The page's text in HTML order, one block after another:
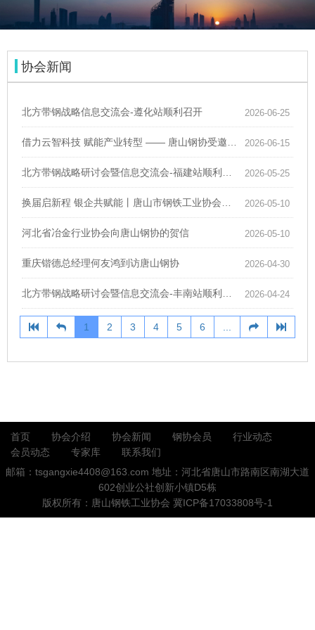
协会新闻
北方带钢战略信息交流会-遵化站顺利召开 2026-06-25
2026-06-15
2026-05-25
2026-05-10
河北省冶金行业协会向唐山钢协的贺信 2026-05-10
重庆锴德总经理何友鸿到访唐山钢协 2026-04-30
2026-04-24
1 2 3 4 5 6
首页 协会介绍 协会新闻 钢协会员
行业动态
会员动态
专家库
联系我们
邮箱：tsgangxie4408@163.com 地址：河北省唐山市路南区南湖大道
602创业公社创新小镇D5栋
版权所有：唐山钢铁工业协会 冀ICP备17033808号-1